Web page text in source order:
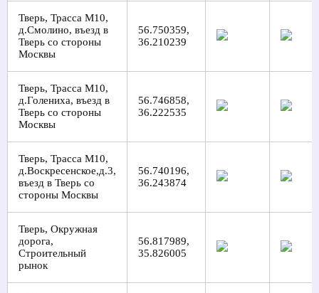
Тверь, Трасса М10,
д.Смолино, въезд в
Тверь со стороны
Москвы
56.750359,
36.210239
Тверь, Трасса М10,
д.Голениха, въезд в
Тверь со стороны
Москвы
56.746858,
36.222535
Тверь, Трасса М10,
д.Воскресенское,д.3,
въезд в Тверь со
стороны Москвы
56.740196,
36.243874
Тверь, Окружная
дорога,
Строительный
рынок
56.817989,
35.826005